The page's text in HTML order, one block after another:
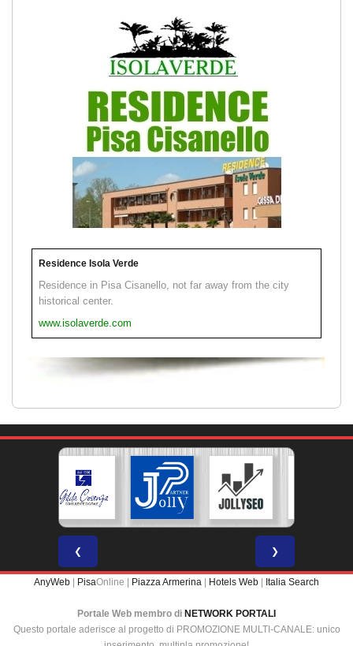
Residence Isola Verde
Residence in Pisa Cisanello, not far away from the city
historical center.
www.isolaverde.com
❮ ❯
AnyWeb PisaOnline | Piazza Armerina Hotels Web Italia Search
Portale Web membro di NETWORK PORTALI
Questo portale aderisce al progetto di PROMOZIONE MULTI-CANALE: unico